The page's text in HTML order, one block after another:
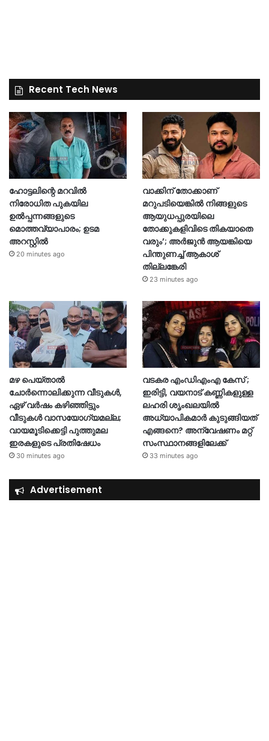
Recent Tech News
ഹോട്ടലിന്റെ മറവിൽ
നിരോധിത പുകയില
ഉൽപ്പന്നങ്ങളുടെ
മൊത്തവ്യാപാരം; ഉടമ
അറസ്റ്റിൽ
20 minutes ago
വാക്കിന് തോക്കാണ്
മറുപടിയെങ്കില്‍ നിങ്ങളുടെ
ആയുധപ്പുരയിലെ
തോക്കുകളിവിടെ തികയാതെ
വരും’; അര്‍ജുന്‍ ആയങ്കിയെ
പിന്തുണച്ച് ആകാശ്
തില്ലങ്കേരി
23 minutes ago
മഴ പെയ്താൽ
ചോർന്നൊലിക്കുന്ന വീടുകൾ,
ഏഴ് വർഷം കഴിഞ്ഞിട്ടും
വീടുകൾ വാസയോഗ്യമല്ല;
വായമൂടിക്കെട്ടി പുത്തുമല
ഇരകളുടെ പ്രതിഷേധം
30 minutes ago
വടകര എംഡിഎംഎ കേസ് ;
ഇരിട്ടി, വയനാട് കണ്ണികളുള്ള
ലഹരി ശൃംഖലയിൽ
അധ്യാപികമാർ കുടുങ്ങിയത്
എങ്ങനെ? അന്വേഷണം മറ്റ്
സംസ്ഥാനങ്ങളിലേക്ക്
33 minutes ago
Advertisement